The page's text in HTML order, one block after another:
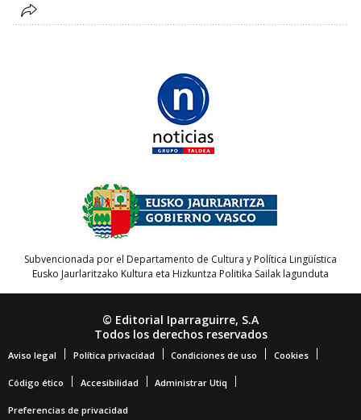
Subvencionada por el Departamento de Cultura y Política Lingüística
Eusko Jaurlaritzako Kultura eta Hizkuntza Politika Sailak lagunduta
© Editorial Iparraguirre, S.A
Todos los derechos reservados
Aviso legal Política privacidad Condiciones de uso Cookies
Código ético Accesibilidad Administrar Utiq
Preferencias de privacidad